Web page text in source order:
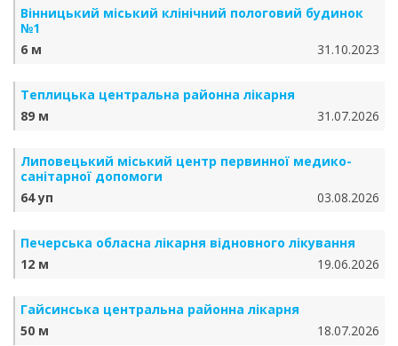
Вінницький міський клінічний пологовий будинок
№1
6 м
31.10.2023
Теплицька центральна районна лікарня
89 м
31.07.2026
Липовецький міський центр первинної медико-
санітарної допомоги
64 уп
03.08.2026
Печерська обласна лікарня відновного лікування
12 м
19.06.2026
Гайсинська центральна районна лікарня
50 м
18.07.2026